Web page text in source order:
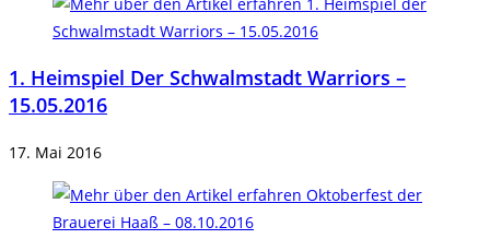
1. Heimspiel Der Schwalmstadt Warriors –
15.05.2016
17. Mai 2016